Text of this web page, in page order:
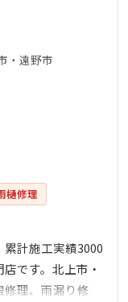
・遠野市
樋修理
計施工実績3000
です。北上市・
理、雨漏り修